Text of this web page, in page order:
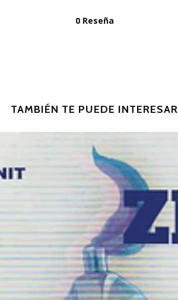
0 Reseña
TAMBIÉN TE PUEDE INTERESAR